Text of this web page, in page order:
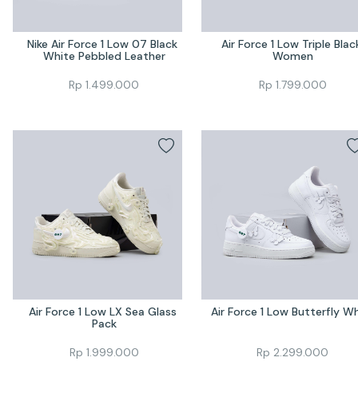
Nike Air Force 1 Low 07 Black
White Pebbled Leather
Rp 1.499.000
Air Force 1 Low Triple
Women
Rp 1.799.000
Air Force 1 Low LX Sea Glass
Pack
Rp 1.999.000
Air Force 1 Low Butterfly
Rp 2.299.000